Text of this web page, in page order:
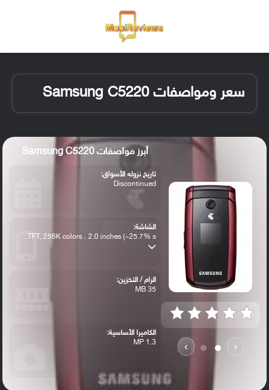
سعر ومواصفات Samsung C5220
‹
›
أبرز مواصفات Samsung C5220
تاريخ نزوله الأسواق:
Discontinued
الشاشة:
TFT, 256K colors ، 2.0 inches (~25.7% s...
الرام / التخزين:
35 MB
الكاميرا الأساسية:
1.3 MP